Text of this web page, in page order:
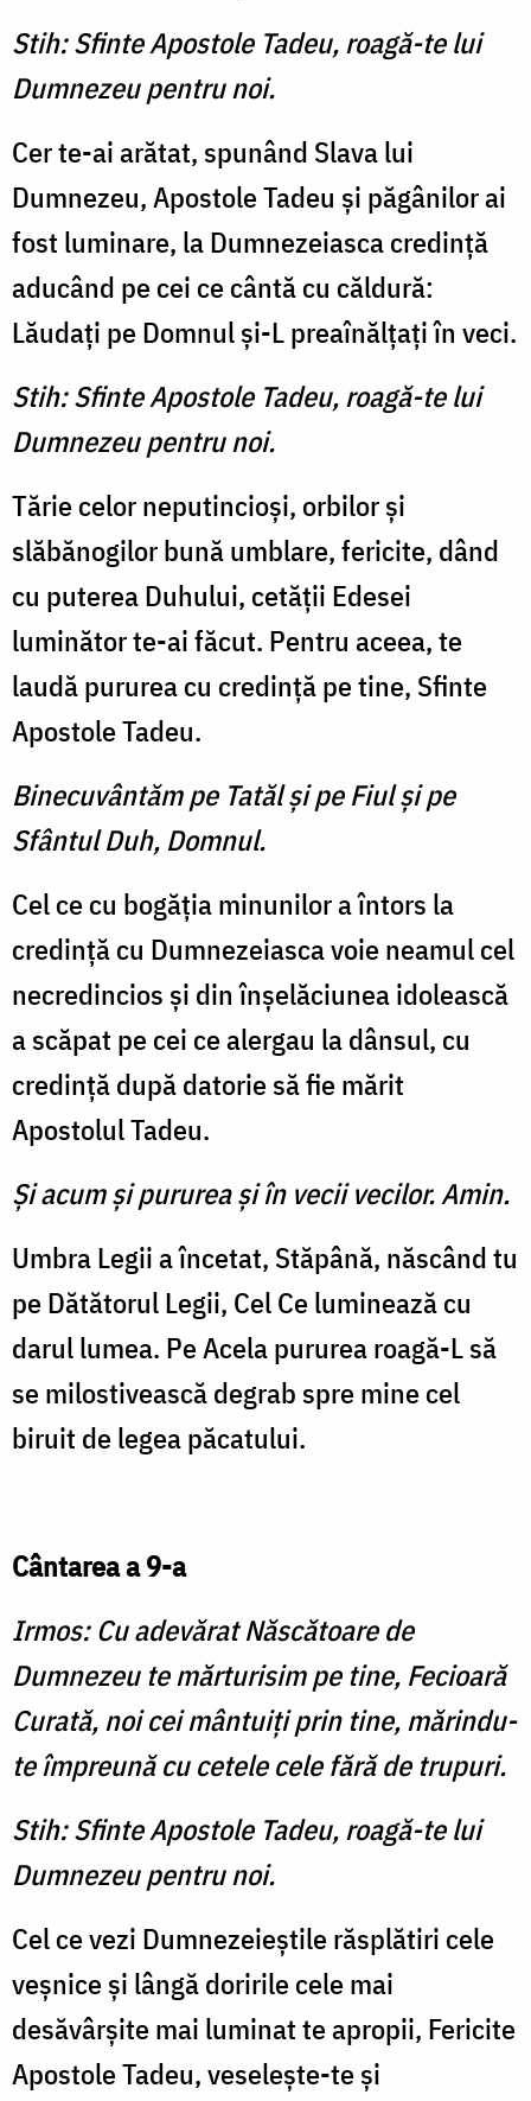
Stih: Sfinte Apostole Tadeu, roagă-te lui
Dumnezeu pentru noi.
Cer te-ai arătat, spunând Slava lui
Dumnezeu, Apostole Tadeu şi păgânilor ai
fost luminare, la Dumnezeiasca credinţă
aducând pe cei ce cântă cu căldură:
Lăudaţi pe Domnul şi-L preaînălţaţi în veci.
Stih: Sfinte Apostole Tadeu, roagă-te lui
Dumnezeu pentru noi.
Tărie celor neputincioşi, orbilor şi
slăbănogilor bună umblare, fericite, dând
cu puterea Duhului, cetăţii Edesei
luminător te-ai făcut. Pentru aceea, te
laudă pururea cu credinţă pe tine, Sfinte
Apostole Tadeu.
Binecuvântăm pe Tatăl şi pe Fiul şi pe
Sfântul Duh, Domnul.
Cel ce cu bogăţia minunilor a întors la
credinţă cu Dumnezeiasca voie neamul cel
necredincios şi din înşelăciunea idolească
a scăpat pe cei ce alergau la dânsul, cu
credinţă după datorie să fie mărit
Apostolul Tadeu.
Şi acum şi pururea şi în vecii vecilor. Amin.
Umbra Legii a încetat, Stăpână, născând tu
pe Dătătorul Legii, Cel Ce luminează cu
darul lumea. Pe Acela pururea roagă-L să
se milostivească degrab spre mine cel
biruit de legea păcatului.
Cântarea a 9-a
Irmos: Cu adevărat Născătoare de
Dumnezeu te mărturisim pe tine, Fecioară
Curată, noi cei mântuiţi prin tine, mărindu-
te împreună cu cetele cele fără de trupuri.
Stih: Sfinte Apostole Tadeu, roagă-te lui
Dumnezeu pentru noi.
Cel ce vezi Dumnezeieştile răsplătiri cele
veşnice şi lângă doririle cele mai
desăvârşite mai luminat te apropii, Fericite
Apostole Tadeu, veseleşte-te şi